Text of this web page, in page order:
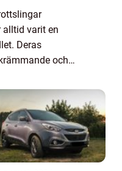
alltid varit en
Deras
och
som har begått